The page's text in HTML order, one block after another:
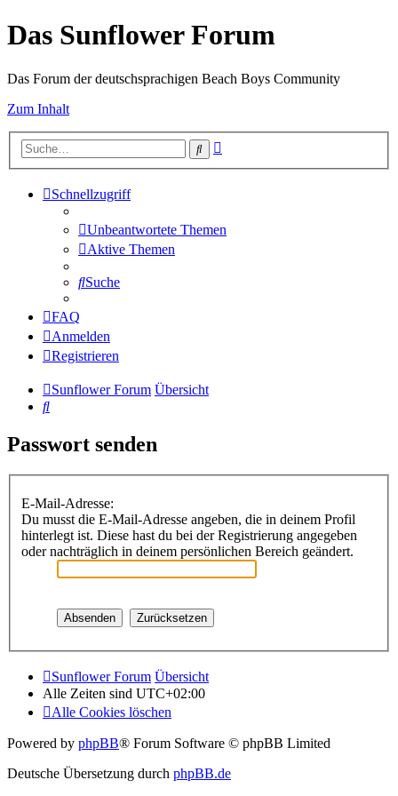
Das Sunflower Forum
Das Forum der deutschsprachigen Beach Boys Community
Zum Inhalt
Suche
Schnellzugriff
Unbeantwortete Themen
Aktive Themen
Suche
FAQ
Anmelden
Registrieren
Sunflower Forum Übersicht
Suche
Passwort senden
E-Mail-Adresse:
Du musst die E-Mail-Adresse angeben, die in deinem Profil
hinterlegt ist. Diese hast du bei der Registrierung angegeben
oder nachträglich in deinem persönlichen Bereich geändert.
Sunflower Forum Übersicht
Alle Zeiten sind UTC+02:00
Alle Cookies löschen
Powered by phpBB® Forum Software © phpBB Limited
Deutsche Übersetzung durch phpBB.de